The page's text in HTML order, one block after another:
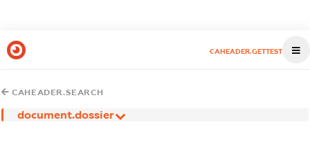
CAHEADER.GETTEST
CAHEADER.SEARCH
document.dossier